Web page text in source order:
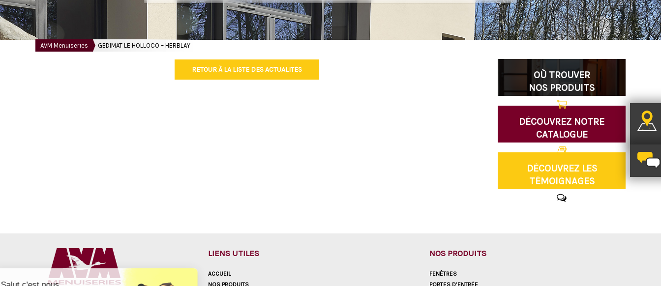
AVM Menuiseries GEDIMAT LE HOLLOCO – HERBLAY
RETOUR À LA LISTE DES ACTUALITÉS
OÙ TROUVER
NOS PRODUITS
DÉCOUVREZ NOTRE
CATALOGUE
DÉCOUVREZ LES
TÉMOIGNAGES
LIENS UTILES
ACCUEIL
NOS PRODUITS
NOS PRODUITS
FENÊTRES
PORTES D’ENTRÉE